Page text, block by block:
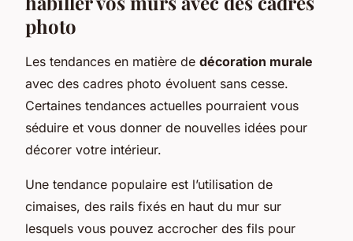
photo
Les tendances en matière de décoration murale
avec des cadres photo évoluent sans cesse.
Certaines tendances actuelles pourraient vous
séduire et vous donner de nouvelles idées pour
décorer votre intérieur.
Une tendance populaire est l’utilisation de
cimaises, des rails fixés en haut du mur sur
lesquels vous pouvez accrocher des fils pour